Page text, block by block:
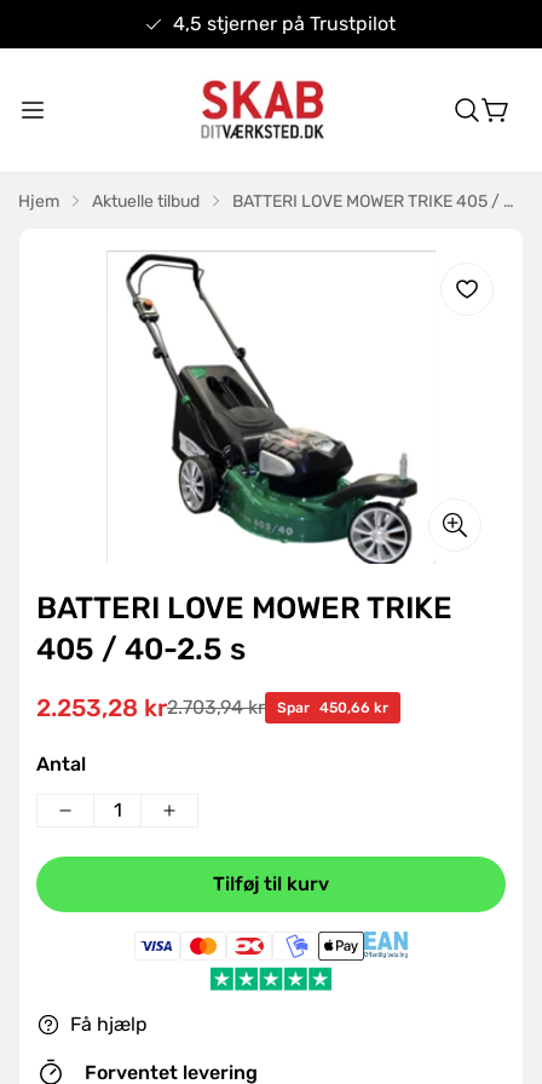
4,5 stjerner på Trustpilot
Hjem Aktuelle tilbud BATTERI LOVE MOWER TRIKE 405 / 40-2.5 s
BATTERI LOVE MOWER TRIKE
405 / 40-2.5 s
Udsalgspris
2.253,28 kr
Normal
pris
2.703,94 kr Spar 450,66 kr
Antal
Tilføj til kurv
Få hjælp
Forventet levering